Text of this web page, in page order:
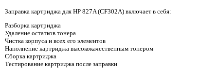
Заправка картриджа для HP 827A (CF302A) включает в себя:
Разборка картриджа
Удаление остатков тонера
Чистка корпуса и всех его элементов
Наполнение картриджа высококачественным тонером
Сборка картриджа
Тестирование картриджа после заправки